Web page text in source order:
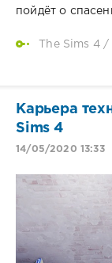
пойдёт о
The Sims 4/
Карьера
Sims 4
14/05/2020 13:33